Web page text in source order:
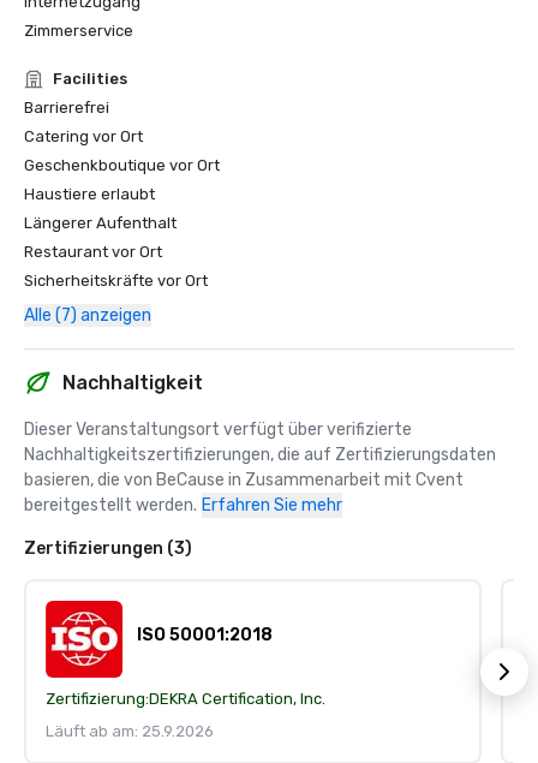
Zimmerservice
Facilities
Barrierefrei
Catering vor Ort
Geschenkboutique vor Ort
Haustiere erlaubt
Längerer Aufenthalt
Restaurant vor Ort
Sicherheitskräfte vor Ort
Alle (7) anzeigen
Nachhaltigkeit
Dieser Veranstaltungsort verfügt über verifizierte
Nachhaltigkeitszertifizierungen, die auf Zertifizierungsdaten
basieren, die von BeCause in Zusammenarbeit mit Cvent
bereitgestellt werden. Erfahren Sie mehr
Zertifizierungen (3)
ISO 50001:2018
Zertifizierung:DEKRA Certification, Inc.
Läuft ab am: 25.9.2026